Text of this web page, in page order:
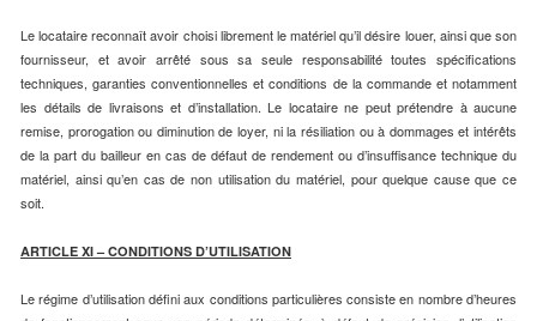
Le locataire reconnaît avoir choisi librement le matériel qu’il désire louer, ainsi que son
fournisseur, et avoir arrêté sous sa seule responsabilité toutes spécifications
techniques, garanties conventionnelles et conditions de la commande et notamment
les détails de livraisons et d’installation. Le locataire ne peut prétendre à aucune
remise, prorogation ou diminution de loyer, ni la résiliation ou à dommages et intérêts
de la part du bailleur en cas de défaut de rendement ou d’insuffisance technique du
matériel, ainsi qu’en cas de non utilisation du matériel, pour quelque cause que ce
soit.
ARTICLE XI – CONDITIONS D’UTILISATION
Le régime d’utilisation défini aux conditions particulières consiste en nombre d’heures